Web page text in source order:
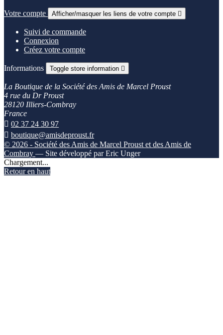
Votre compte Afficher/masquer les liens de votre compte 
Suivi de commande
Connexion
Créez votre compte
Informations Toggle store information 
La Boutique de la Société des Amis de Marcel Proust
4 rue du Dr Proust
28120 Illiers-Combray
France
 02 37 24 30 97
 boutique@amisdeproust.fr
© 2026 - Société des Amis de Marcel Proust et des Amis de
Combray — Site développé par Eric Unger
Chargement...
Retour en haut